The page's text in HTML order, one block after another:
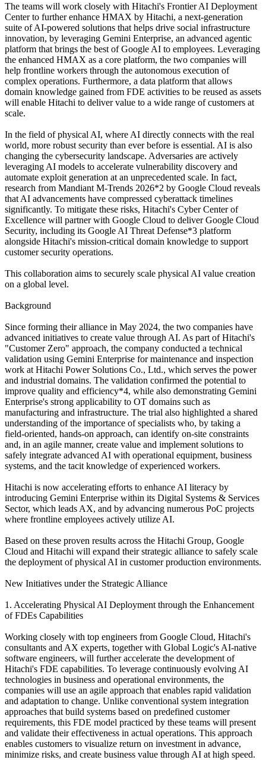
The teams will work closely with Hitachi's Frontier AI Deployment
Center to further enhance HMAX by Hitachi, a next-generation
suite of AI-powered solutions that helps drive social infrastructure
innovation, by leveraging Gemini Enterprise, an advanced agentic
platform that brings the best of Google AI to employees. Leveraging
the enhanced HMAX as a core platform, the two companies will
help frontline workers through the autonomous execution of
complex operations. Furthermore, a data platform that allows
domain knowledge gained from FDE activities to be reused as assets
will enable Hitachi to deliver value to a wide range of customers at
scale.
In the field of physical AI, where AI directly connects with the real
world, more robust security than ever before is essential. AI is also
changing the cybersecurity landscape. Adversaries are actively
leveraging AI models to accelerate vulnerability discovery and
automate exploit generation at an unprecedented scale. In fact,
research from Mandiant M-Trends 2026*2 by Google Cloud reveals
that AI advancements have compressed cyberattack timelines
significantly. To mitigate these risks, Hitachi's Cyber Center of
Excellence will partner with Google Cloud to deliver Google Cloud
Security, including its Google AI Threat Defense*3 platform
alongside Hitachi's mission-critical domain knowledge to support
customer security operations.
This collaboration aims to securely scale physical AI value creation
on a global level.
Background
Since forming their alliance in May 2024, the two companies have
advanced initiatives to create value through AI. As part of Hitachi's
"Customer Zero" approach, the company conducted a technical
validation using Gemini Enterprise for maintenance and inspection
work at Hitachi Power Solutions Co., Ltd., which serves the power
and industrial domains. The validation confirmed the potential to
improve quality and efficiency*4, while also demonstrating Gemini
Enterprise's strong applicability to OT domains such as
manufacturing and infrastructure. The trial also highlighted a shared
understanding of the importance of specialists who, by taking a
field-oriented, hands-on approach, can identify on-site constraints
and, in an agile manner, create value and implement solutions to
safely integrate advanced AI with operational equipment, business
systems, and the tacit knowledge of experienced workers.
Hitachi is now accelerating efforts to enhance AI literacy by
introducing Gemini Enterprise within its Digital Systems & Services
Sector, which leads AX, and by advancing numerous PoC projects
where frontline employees actively utilize AI.
Based on these proven results across the Hitachi Group, Google
Cloud and Hitachi will expand their strategic alliance to safely scale
the deployment of physical AI in customer production environments.
New Initiatives under the Strategic Alliance
1. Accelerating Physical AI Deployment through the Enhancement
of FDEs Capabilities
Working closely with top engineers from Google Cloud, Hitachi's
consultants and AX experts, together with Global Logic's AI-native
software engineers, will further accelerate the development of
Hitachi's FDE capabilities. To leverage continuously evolving AI
technologies in business and operational environments, the
companies will use an agile approach that enables rapid validation
and adaptation to change. Unlike conventional system integration
approaches that build systems based on predefined customer
requirements, this FDE model practiced by these teams will present
and validate their effectiveness in actual operations. This approach
enables customers to visualize return on investment in advance,
minimize risks, and create business value through AI at high speed.